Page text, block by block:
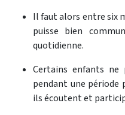
Il faut alors entre six
puisse bien
quotidienne.
Certains enfants ne
pendant une période
ils écoutent et